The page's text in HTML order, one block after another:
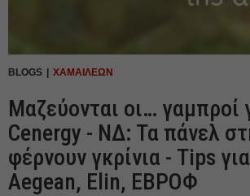
BLOGS ΧΑΜΑΙΛΕΩΝ
Μαζεύονται οι… γαμπροί
Cenergy - ΝΔ: Τα πάνελ
φέρνουν γκρίνια - Tips
Aegean, Elin, ΕBΡΟΦ